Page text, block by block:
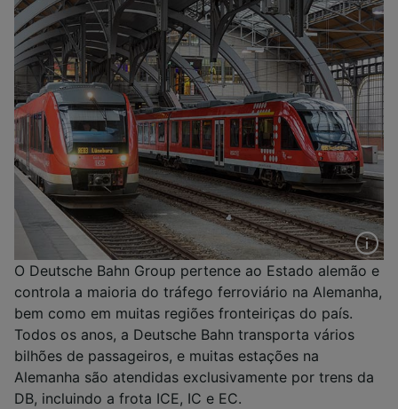
O Deutsche Bahn Group pertence ao Estado alemão e
controla a maioria do tráfego ferroviário na Alemanha,
bem como em muitas regiões fronteiriças do país.
Todos os anos, a Deutsche Bahn transporta vários
bilhões de passageiros, e muitas estações na
Alemanha são atendidas exclusivamente por trens da
DB, incluindo a frota ICE, IC e EC.